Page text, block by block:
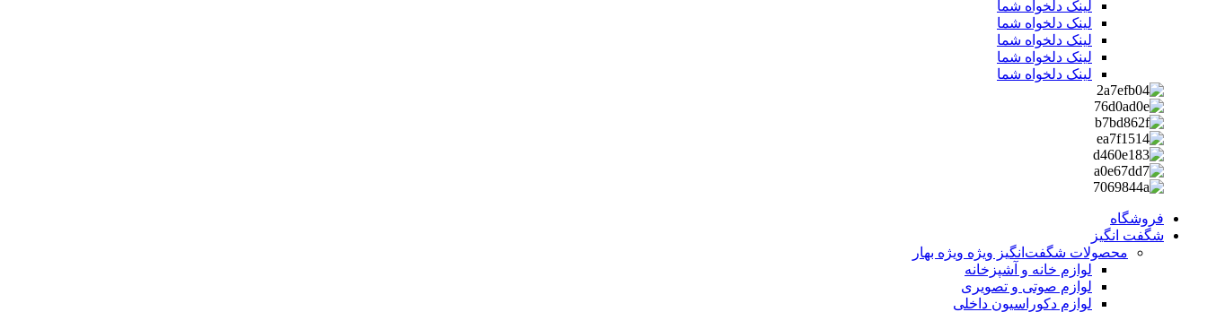
لینک دلخواه شما
لینک دلخواه شما
لینک دلخواه شما
لینک دلخواه شما
لینک دلخواه شما
فروشگاه
شگفت انگیز
محصولات شگفت‌انگیز ویژه ویژه بهار
لوازم خانه و آشپزخانه
لوازم صوتی و تصویری
لوازم دکوراسیون داخلی